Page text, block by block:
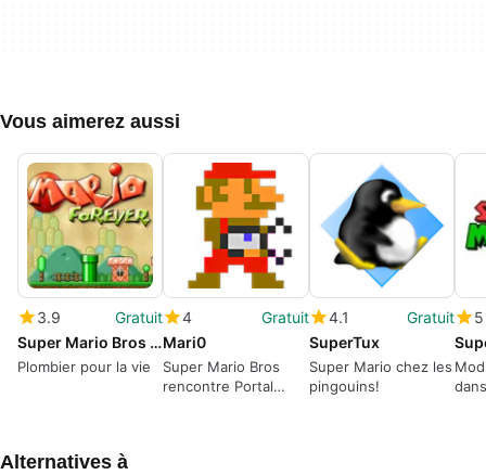
Vous aimerez aussi
3.9
Gratuit
Super Mario Bros 3: Mario Forever
Plombier pour la vie
4
Gratuit
Mari0
Super Mario Bros
rencontre Portal
4.1
Gratuit
SuperTux
Super Mario chez les
pingouins!
5
Alternatives à